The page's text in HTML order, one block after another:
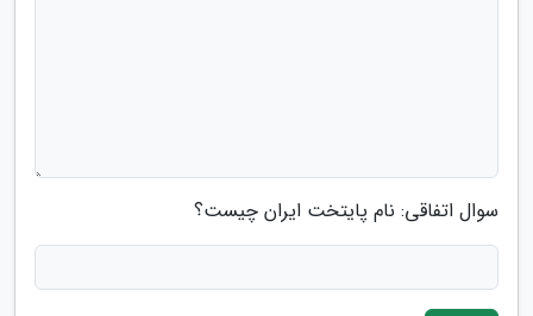
سوال اتفاقی: نام پایتخت ایران چیست؟